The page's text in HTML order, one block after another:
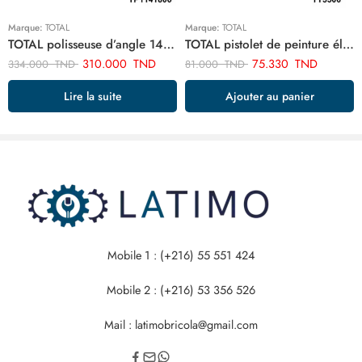
Marque: TOTAL
TOTAL polisseuse d’angle 1400w TP1141806
334.000TND 310.000 TND
Lire la suite
Marque: TOTAL
TOTAL pistolet de peinture électrique 450w TT3506
81.000TND 75.330 TND
Ajouter au panier
Mobile 1 : (+216) 55 551 424
Mobile 2 : (+216) 53 356 526
Mail : latimobricola@gmail.com